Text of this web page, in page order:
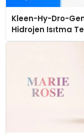
Kleen-Hy-Dro-
Hidrojen Isıtma
Düzenleyici